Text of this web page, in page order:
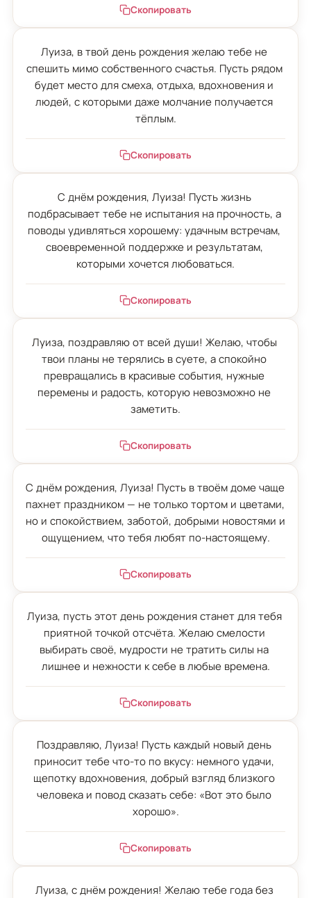
Скопировать
Луиза, в твой день рождения желаю тебе не
спешить мимо собственного счастья. Пусть рядом
будет место для смеха, отдыха, вдохновения и
людей, с которыми даже молчание получается
тёплым.
Скопировать
С днём рождения, Луиза! Пусть жизнь
подбрасывает тебе не испытания на прочность, а
поводы удивляться хорошему: удачным встречам,
своевременной поддержке и результатам,
которыми хочется любоваться.
Скопировать
Луиза, поздравляю от всей души! Желаю, чтобы
твои планы не терялись в суете, а спокойно
превращались в красивые события, нужные
перемены и радость, которую невозможно не
заметить.
Скопировать
С днём рождения, Луиза! Пусть в твоём доме чаще
пахнет праздником — не только тортом и цветами,
но и спокойствием, заботой, добрыми новостями и
ощущением, что тебя любят по-настоящему.
Скопировать
Луиза, пусть этот день рождения станет для тебя
приятной точкой отсчёта. Желаю смелости
выбирать своё, мудрости не тратить силы на
лишнее и нежности к себе в любые времена.
Скопировать
Поздравляю, Луиза! Пусть каждый новый день
приносит тебе что-то по вкусу: немного удачи,
щепотку вдохновения, добрый взгляд близкого
человека и повод сказать себе: «Вот это было
хорошо».
Скопировать
Луиза, с днём рождения! Желаю тебе года без